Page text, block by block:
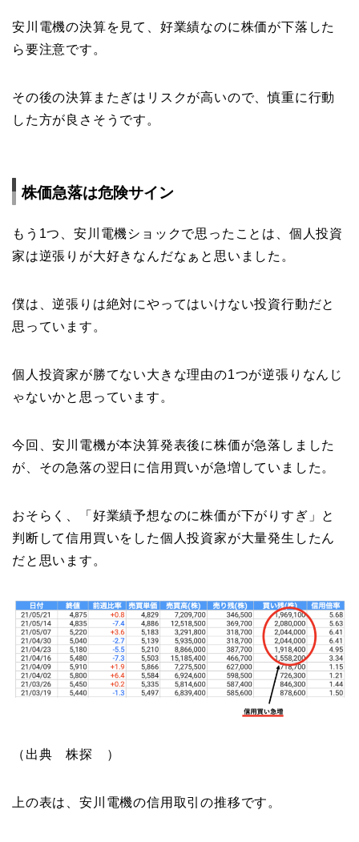
安川電機の決算を見て、好業績なのに株価が下落した
ら要注意です。
その後の決算またぎはリスクが高いので、慎重に行動
した方が良さそうです。
株価急落は危険サイン
もう1つ、安川電機ショックで思ったことは、個人投資
家は逆張りが大好きなんだなぁと思いました。
僕は、逆張りは絶対にやってはいけない投資行動だと
思っています。
個人投資家が勝てない大きな理由の1つが逆張りなんじ
ゃないかと思っています。
今回、安川電機が本決算発表後に株価が急落しました
が、その急落の翌日に信用買いが急増していました。
おそらく、「好業績予想なのに株価が下がりすぎ」と
判断して信用買いをした個人投資家が大量発生したん
だと思います。
（出典 株探 ）
上の表は、安川電機の信用取引の推移です。